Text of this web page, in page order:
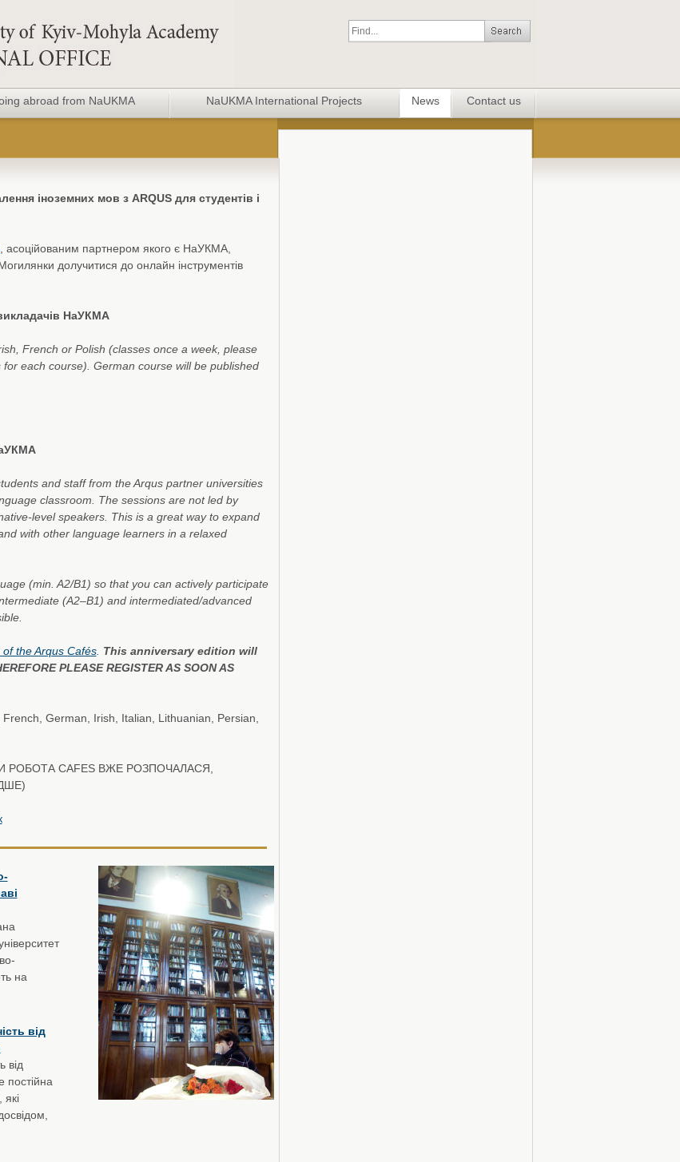
abroad from NaUKMA NaUKMA International Projects News Contact us
іноземних мов з ARQUS для студентів і
, асоційованим партнером якого є НаУКМА,
Могилянки долучитися до онлайн інструментів
НаУКМА
French or Polish (classes once a week, please
each course). German course will be published
and staff from the Arqus partner universities
classroom. The sessions are not led by
level speakers. This is a great way to expand
with other language learners in a relaxed
(min. A2/B1) so that you can actively participate
(A2–B1) and intermediated/advanced
of the Arqus Cafés. This anniversary edition will
PLEASE REGISTER AS SOON AS
German, Irish, Italian, Lithuanian, Persian,
РОБОТА CAFES ВЖЕ РОЗПОЧАЛАСЯ,
на
від
від